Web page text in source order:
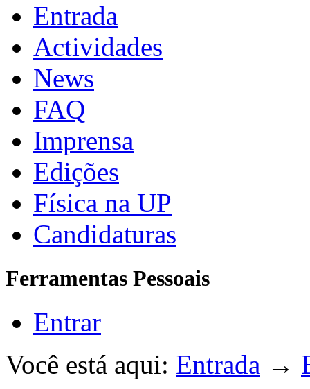
Entrada
Actividades
News
FAQ
Imprensa
Edições
Física na UP
Candidaturas
Ferramentas Pessoais
Entrar
Você está aqui: Entrada →